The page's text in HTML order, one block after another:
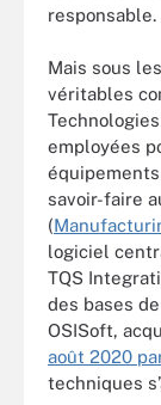
responsable.
Mais sous
véritables
employées
savoir-faire
(
logiciel
TQS
des bases
OSISoft,
août 2020
techniques